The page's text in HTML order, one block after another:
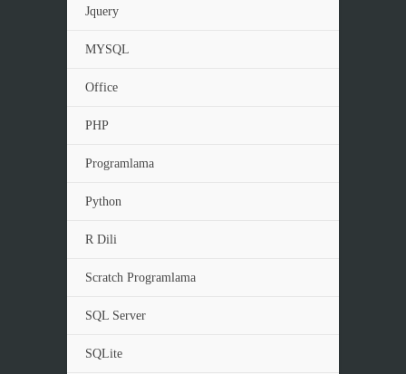
Jquery
MYSQL
Office
PHP
Programlama
Python
R Dili
Scratch Programlama
SQL Server
SQLite